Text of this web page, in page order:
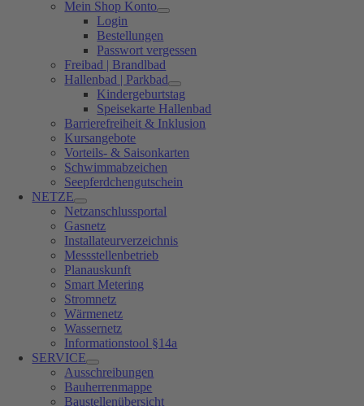
Mein Shop Konto
Login
Bestellungen
Passwort vergessen
Freibad | Brandlbad
Hallenbad | Parkbad
Kindergeburtstag
Speisekarte Hallenbad
Barrierefreiheit & Inklusion
Kursangebote
Vorteils- & Saisonkarten
Schwimmabzeichen
Seepferdchengutschein
NETZE
Netzanschlussportal
Gasnetz
Installateurverzeichnis
Messstellenbetrieb
Planauskunft
Smart Metering
Stromnetz
Wärmenetz
Wassernetz
Informationstool §14a
SERVICE
Ausschreibungen
Bauherrenmappe
Baustellenübersicht